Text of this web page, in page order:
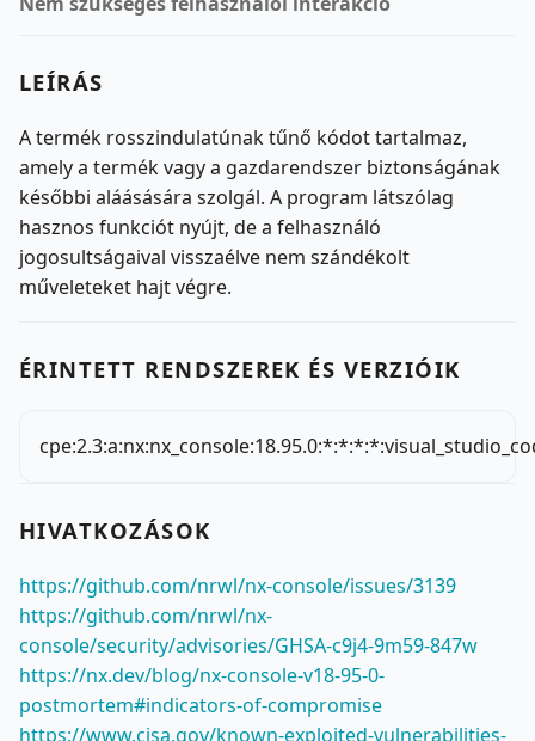
LEÍRÁS
A termék rosszindulatúnak tűnő kódot tartalmaz,
amely a termék vagy a gazdarendszer biztonságának
későbbi aláásására szolgál. A program látszólag
hasznos funkciót nyújt, de a felhasználó
jogosultságaival visszaélve nem szándékolt
műveleteket hajt végre.
ÉRINTETT RENDSZEREK ÉS VERZIÓIK
HIVATKOZÁSOK
https://github.com/nrwl/nx-console/issues/3139
https://github.com/nrwl/nx-
console/security/advisories/GHSA-c9j4-9m59-847w
https://nx.dev/blog/nx-console-v18-95-0-
postmortem#indicators-of-compromise
https://www.cisa.gov/known-exploited-vulnerabilities-